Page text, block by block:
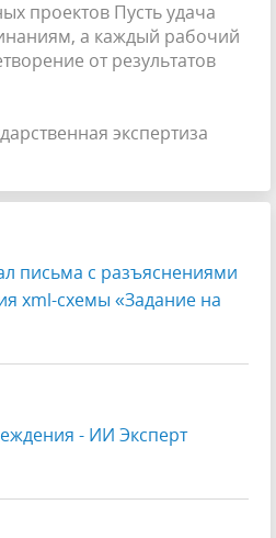
проектов Пусть удача
а каждый рабочий
от результатов
экспертиза
письма с разъяснениями
xml-схемы «Задание на
- ИИ Эксперт